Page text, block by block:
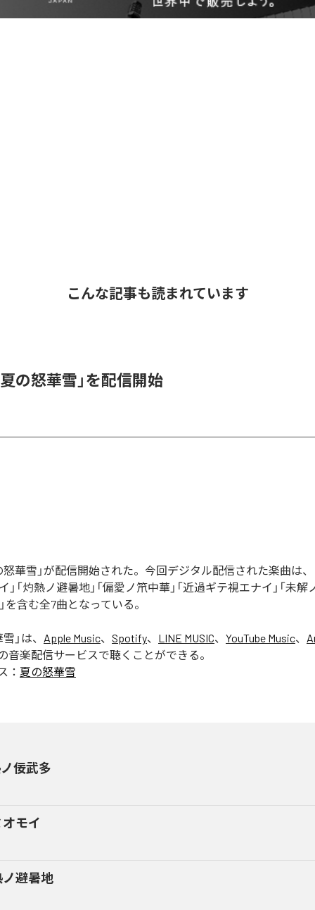
こんな記事も読まれています
の怒華雪」を配信開始
怒華雪」が配信開始された。今回デジタル配信された楽曲は、
」「灼熱ノ避暑地」「偏愛ノ笊中華」「近過ギテ視エナイ」「未解
を含む全7曲となっている。
雪 」は、 Apple Music、 Spotify、 LINE MUSIC、 YouTube Music、
音楽配信サービスで聴くことができる。
： 夏の怒華雪
佞武多
モイ
避暑地